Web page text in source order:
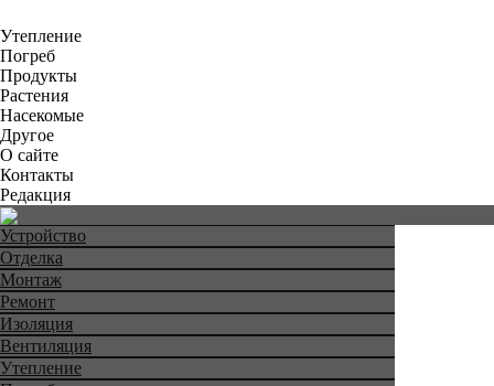
Утепление
Погреб
Продукты
Растения
Насекомые
Другое
О сайте
Контакты
Редакция
Устройство
Отделка
Монтаж
Ремонт
Изоляция
Вентиляция
Утепление